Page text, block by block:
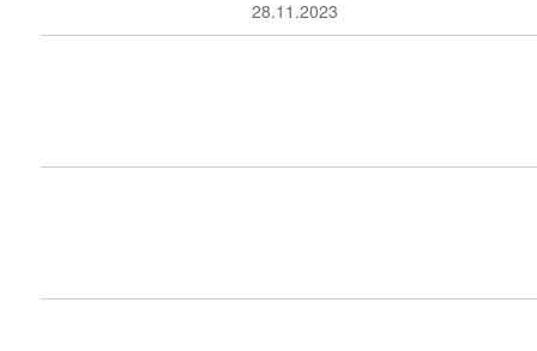
28.11.2023